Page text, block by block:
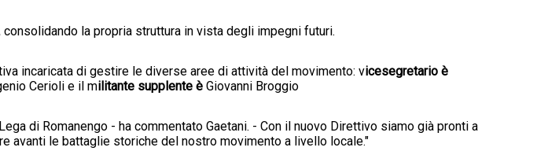
la propria struttura in vista degli impegni futuri.
incaricata di gestire le diverse aree di attività del movimento: vicesegretario è
Cerioli e il militante supplente è Giovanni Broggio
di Romanengo - ha commentato Gaetani. - Con il nuovo Direttivo siamo già pronti a
avanti le battaglie storiche del nostro movimento a livello locale."